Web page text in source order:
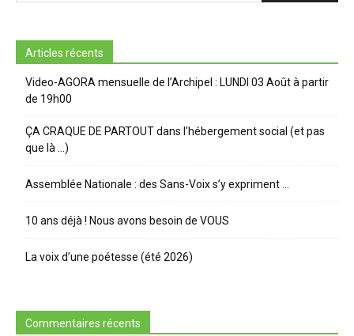
Articles récents
Video-AGORA mensuelle de l’Archipel : LUNDI 03 Août à partir
de 19h00
ÇA CRAQUE DE PARTOUT dans l’hébergement social (et pas
que là …)
Assemblée Nationale : des Sans-Voix s’y expriment …
10 ans déjà ! Nous avons besoin de VOUS
La voix d’une poétesse (été 2026)
Commentaires récents